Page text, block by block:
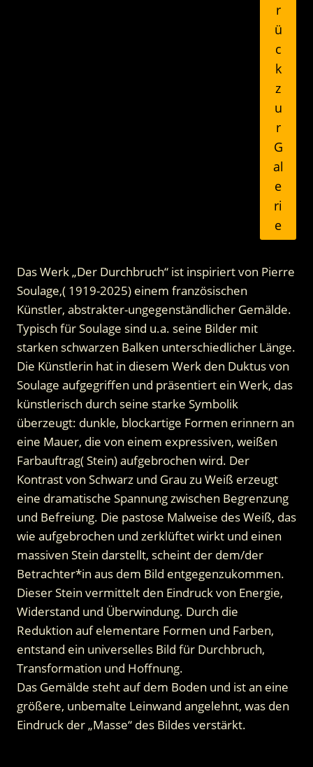
r
ü
c
k
z
u
r
G
al
e
ri
e
Das Werk „Der Durchbruch“ ist inspiriert von Pierre
Soulage,( 1919-2025) einem französischen
Künstler, abstrakter-ungegenständlicher Gemälde.
Typisch für Soulage sind u.a. seine Bilder mit
starken schwarzen Balken unterschiedlicher Länge.
Die Künstlerin hat in diesem Werk den Duktus von
Soulage aufgegriffen und präsentiert ein Werk, das
künstlerisch durch seine starke Symbolik
überzeugt: dunkle, blockartige Formen erinnern an
eine Mauer, die von einem expressiven, weißen
Farbauftrag( Stein) aufgebrochen wird. Der
Kontrast von Schwarz und Grau zu Weiß erzeugt
eine dramatische Spannung zwischen Begrenzung
und Befreiung. Die pastose Malweise des Weiß, das
wie aufgebrochen und zerklüftet wirkt und einen
massiven Stein darstellt, scheint der dem/der
Betrachter*in aus dem Bild entgegenzukommen.
Dieser Stein vermittelt den Eindruck von Energie,
Widerstand und Überwindung. Durch die
Reduktion auf elementare Formen und Farben,
entstand ein universelles Bild für Durchbruch,
Transformation und Hoffnung.
Das Gemälde steht auf dem Boden und ist an eine
größere, unbemalte Leinwand angelehnt, was den
Eindruck der „Masse“ des Bildes verstärkt.